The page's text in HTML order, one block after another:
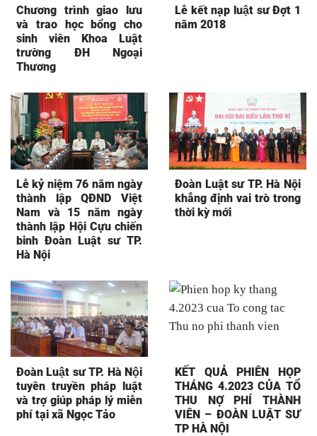
Chương trình giao lưu
và trao học bổng cho
sinh viên Khoa Luật
trường ĐH Ngoại
Thương
Lễ kết nạp luật sư Đợt 1
năm 2018
Lễ kỷ niệm 76 năm ngày
thành lập QĐND Việt
Nam và 15 năm ngày
thành lập Hội Cựu chiến
binh Đoàn Luật sư TP.
Hà Nội
Đoàn Luật sư TP. Hà Nội
khẳng định vai trò trong
thời kỳ mới
Đoàn Luật sư TP. Hà Nội
tuyên truyền pháp luật
và trợ giúp pháp lý miễn
phí tại xã Ngọc Tảo
KẾT QUẢ PHIÊN HỌP
THÁNG 4.2023 CỦA TỔ
THU NỢ PHÍ THÀNH
VIÊN – ĐOÀN LUẬT SƯ
TP HÀ NỘI